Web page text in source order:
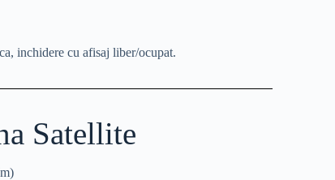
inchidere cu afisaj liber/ocupat.
Satellite